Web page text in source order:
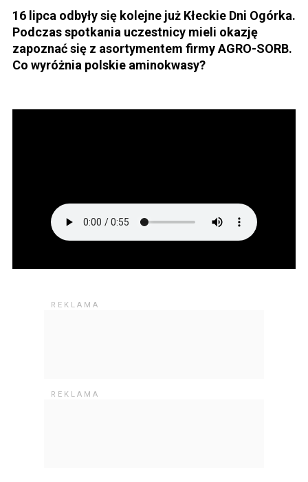
16 lipca odbyły się kolejne już Kłeckie Dni Ogórka.
Podczas spotkania uczestnicy mieli okazję
zapoznać się z asortymentem firmy AGRO-SORB.
Co wyróżnia polskie aminokwasy?